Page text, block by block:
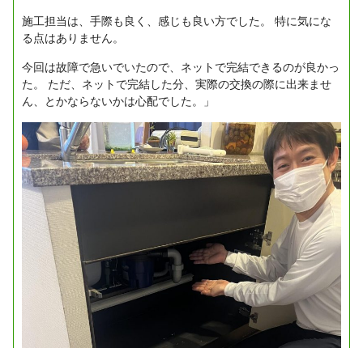
施工担当は、手際も良く、感じも良い方でした。
特に気にな
る点はありません。
今回は故障で急いでいたので、ネットで完結できるのが良かっ
た。
ただ、ネットで完結した分、実際の交換の際に出来ませ
ん、とかならないかは心配でした。」